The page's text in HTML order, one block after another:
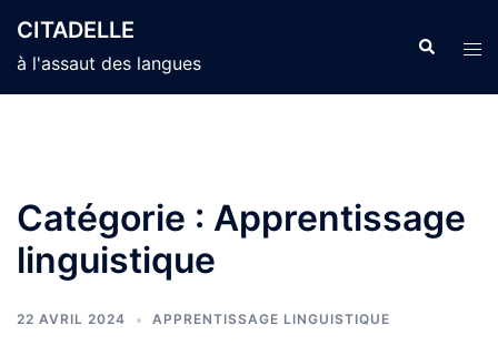
contenu
CITADELLE
à l'assaut des langues
Catégorie : Apprentissage
linguistique
22 AVRIL 2024 APPRENTISSAGE LINGUISTIQUE